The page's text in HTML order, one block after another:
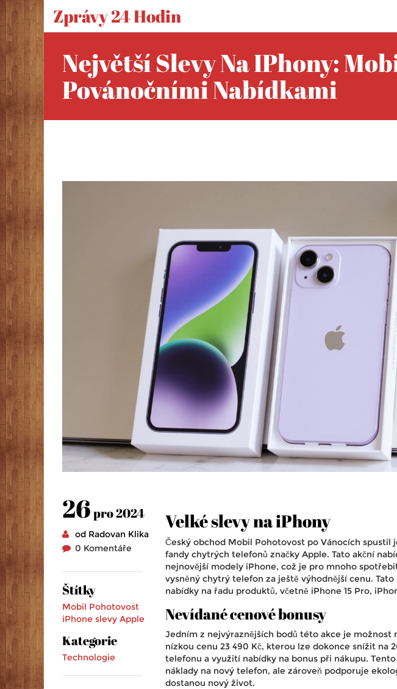
Zprávy 24 Hodin
Největší Slevy Na IPhony:
Povánočními Nabídkami
26pro 2024
od Radovan Klika
0 Komentáře
Štítky
Mobil Pohotovost
iPhone slevy Apple
Kategorie
Technologie
Velké slevy na iPhony
Český obchod Mobil Pohotovost po Vánocích spustil
fandy chytrých telefonů značky Apple. Tato akční
nejnovější modely iPhone, což je pro mnoho
vysněný chytrý telefon za ještě výhodnější cenu.
nabídky na řadu produktů, včetně iPhone 15 Pro,
Nevídané cenové bonusy
Jedním z nejvýraznějších bodů této akce je možnost
nízkou cenu 23 490 Kč, kterou lze dokonce snížit na
telefonu a využití nabídky na bonus při nákupu.
náklady na nový telefon, ale zároveň podporuje
dostanou nový život.